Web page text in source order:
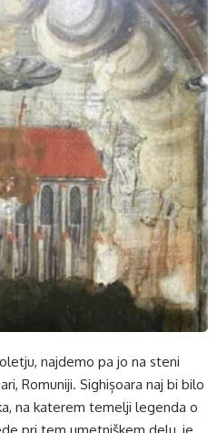
najdemo pa jo na steni
Romuniji. Sighișoara naj bi bilo
na katerem temelji legenda o
pri tem umetniškem delu, je